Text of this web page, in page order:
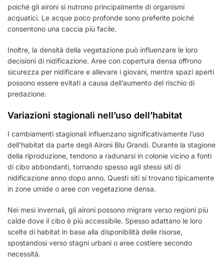
poiché gli aironi si nutrono principalmente di organismi
acquatici. Le acque poco profonde sono preferite poiché
consentono una caccia più facile.
Inoltre, la densità della vegetazione può influenzare le loro
decisioni di nidificazione. Aree con copertura densa offrono
sicurezza per nidificare e allevare i giovani, mentre spazi aperti
possono essere evitati a causa dell’aumento del rischio di
predazione.
Variazioni stagionali nell’uso dell’habitat
I cambiamenti stagionali influenzano significativamente l’uso
dell’habitat da parte degli Aironi Blu Grandi. Durante la stagione
della riproduzione, tendono a radunarsi in colonie vicino a fonti
di cibo abbondanti, tornando spesso agli stessi siti di
nidificazione anno dopo anno. Questi siti si trovano tipicamente
in zone umide o aree con vegetazione densa.
Nei mesi invernali, gli aironi possono migrare verso regioni più
calde dove il cibo è più accessibile. Spesso adattano le loro
scelte di habitat in base alla disponibilità delle risorse,
spostandosi verso stagni urbani o aree costiere secondo
necessità.